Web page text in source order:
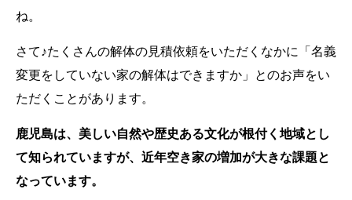
ね。
さて♪たくさんの解体の見積依頼をいただくなかに「名義
変更をしていない家の解体はできますか」とのお声をい
ただくことがあります。
鹿児島は、美しい自然や歴史ある文化が根付く地域とし
て知られていますが、近年空き家の増加が大きな課題と
なっています。